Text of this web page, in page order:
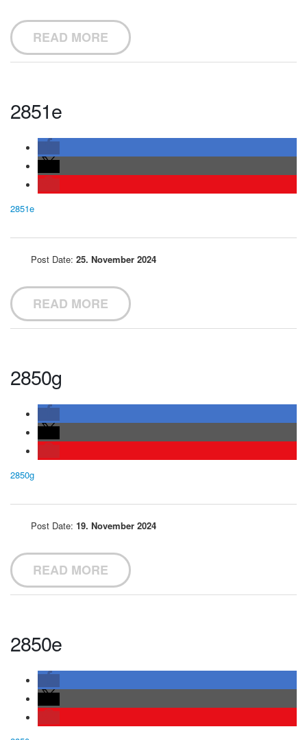
READ MORE
2851e
2851e
Post Date: 25. November 2024
READ MORE
2850g
2850g
Post Date: 19. November 2024
READ MORE
2850e